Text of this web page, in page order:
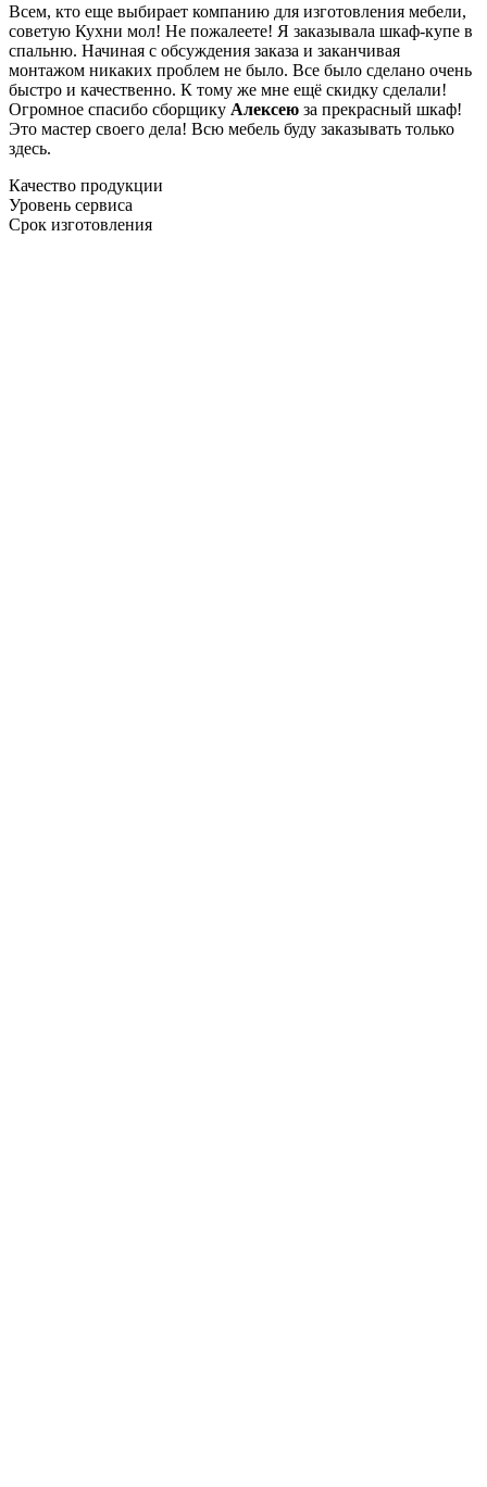
Всем, кто еще выбирает компанию для изготовления мебели,
советую Кухни мол! Не пожалеете! Я заказывала шкаф-купе в
спальню. Начиная с обсуждения заказа и заканчивая
монтажом никаких проблем не было. Все было сделано очень
быстро и качественно. К тому же мне ещё скидку сделали!
Огромное спасибо сборщику Алексею за прекрасный шкаф!
Это мастер своего дела! Всю мебель буду заказывать только
здесь.
Качество продукции
Уровень сервиса
Срок изготовления